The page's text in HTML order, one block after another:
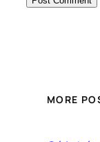
MORE